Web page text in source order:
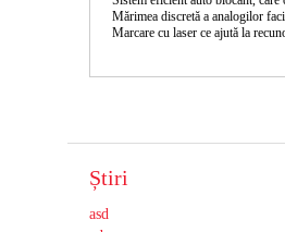
Mărimea discretă a analogilor
Marcare cu laser ce ajută la
Știri
asd